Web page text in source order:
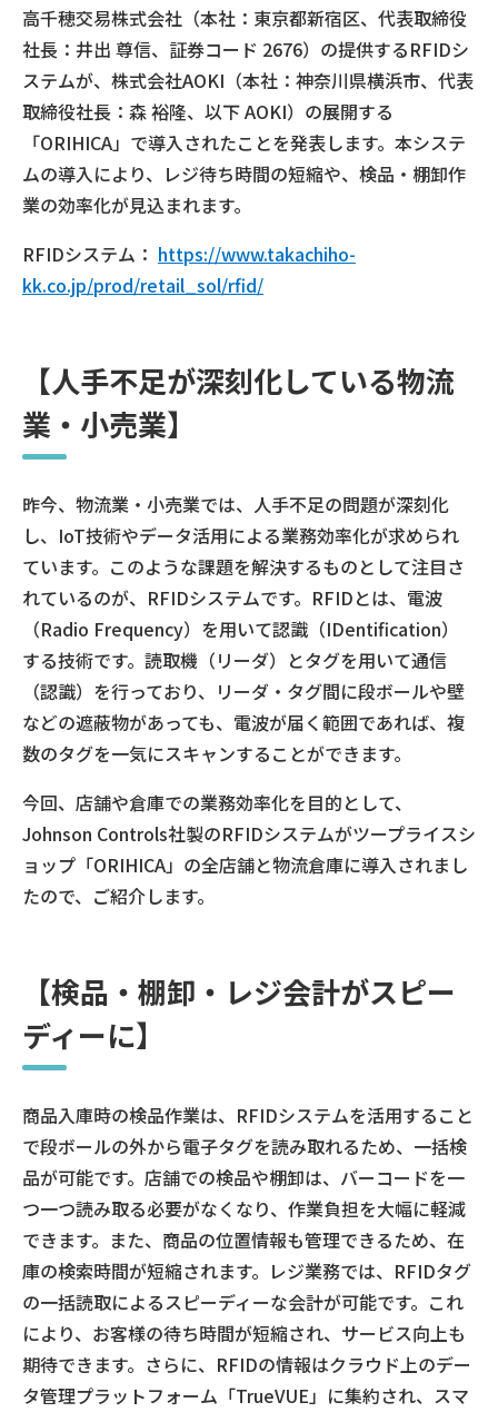
高千穂交易株式会社（本社：東京都新宿区、代表取締役
社長：井出 尊信、証券コード 2676）の提供するRFIDシ
ステムが、株式会社AOKI（本社：神奈川県横浜市、代表
取締役社長：森 裕隆、以下 AOKI）の展開する
「ORIHICA」で導入されたことを発表します。本システ
ムの導入により、レジ待ち時間の短縮や、検品・棚卸作
業の効率化が見込まれます。
RFIDシステム： https://www.takachiho-
kk.co.jp/prod/retail_sol/rfid/
【人手不足が深刻化している物流
業・小売業】
昨今、物流業・小売業では、人手不足の問題が深刻化
し、IoT技術やデータ活用による業務効率化が求められ
ています。このような課題を解決するものとして注目さ
れているのが、RFIDシステムです。RFIDとは、電波
（Radio Frequency）を用いて認識（IDentification）
する技術です。読取機（リーダ）とタグを用いて通信
（認識）を行っており、リーダ・タグ間に段ボールや壁
などの遮蔽物があっても、電波が届く範囲であれば、複
数のタグを一気にスキャンすることができます。
今回、店舗や倉庫での業務効率化を目的として、
Johnson Controls社製のRFIDシステムがツープライスシ
ョップ「ORIHICA」の全店舗と物流倉庫に導入されまし
たので、ご紹介します。
【検品・棚卸・レジ会計がスピー
ディーに】
商品入庫時の検品作業は、RFIDシステムを活用すること
で段ボールの外から電子タグを読み取れるため、一括検
品が可能です。店舗での検品や棚卸は、バーコードを一
つ一つ読み取る必要がなくなり、作業負担を大幅に軽減
できます。また、商品の位置情報も管理できるため、在
庫の検索時間が短縮されます。レジ業務では、RFIDタグ
の一括読取によるスピーディーな会計が可能です。これ
により、お客様の待ち時間が短縮され、サービス向上も
期待できます。さらに、RFIDの情報はクラウド上のデー
タ管理プラットフォーム「TrueVUE」に集約され、スマ